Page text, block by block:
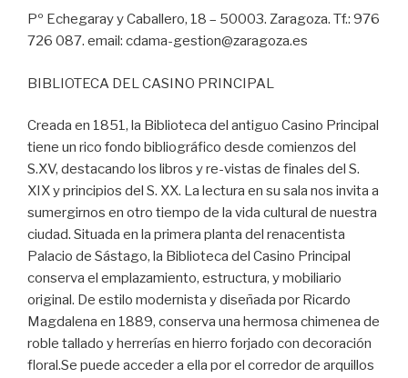
Pº Echegaray y Caballero, 18 – 50003. Zaragoza. Tf.: 976
726 087. email: cdama-gestion@zaragoza.es
BIBLIOTECA DEL CASINO PRINCIPAL
Creada en 1851, la Biblioteca del antiguo Casino Principal
tiene un rico fondo bibliográfico desde comienzos del
S.XV, destacando los libros y re-vistas de finales del S.
XIX y principios del S. XX. La lectura en su sala nos invita a
sumergirnos en otro tiempo de la vida cultural de nuestra
ciudad. Situada en la primera planta del renacentista
Palacio de Sástago, la Biblioteca del Casino Principal
conserva el emplazamiento, estructura, y mobiliario
original. De estilo modernista y diseñada por Ricardo
Magdalena en 1889, conserva una hermosa chimenea de
roble tallado y herrerías en hierro forjado con decoración
floral.Se puede acceder a ella por el corredor de arquillos